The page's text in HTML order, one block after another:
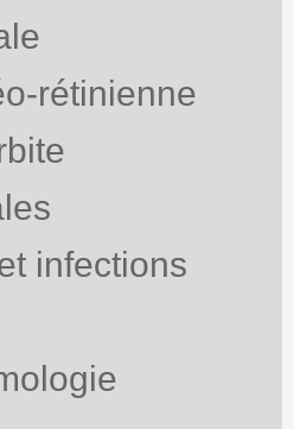
rétinienne
infections